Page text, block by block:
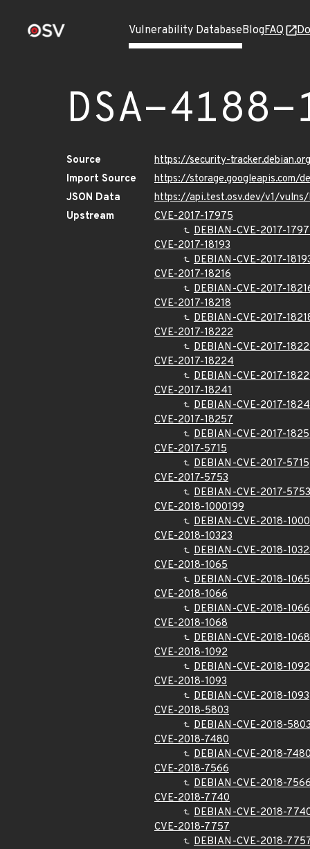
Vulnerability DatabaseBlogFAQ
DSA-4188-
Source
https://security-
Import Source
https://storage.googleapis.com/
JSON Data
https://api.test.osv.dev/v1/vulns/
Upstream
CVE-2017-17975
DEBIAN-CVE-2017-
CVE-2017-18193
DEBIAN-CVE-2017-
CVE-2017-18216
DEBIAN-CVE-2017-
CVE-2017-18218
DEBIAN-CVE-2017-
CVE-2017-18222
DEBIAN-CVE-2017-
CVE-2017-18224
DEBIAN-CVE-2017-
CVE-2017-18241
DEBIAN-CVE-2017-
CVE-2017-18257
DEBIAN-CVE-2017-
CVE-2017-5715
DEBIAN-CVE-2017-5715
CVE-2017-5753
DEBIAN-CVE-2017-5753
CVE-2018-1000199
DEBIAN-CVE-2018-
CVE-2018-10323
DEBIAN-CVE-2018-
CVE-2018-1065
DEBIAN-CVE-2018-1065
CVE-2018-1066
DEBIAN-CVE-2018-1066
CVE-2018-1068
DEBIAN-CVE-2018-1068
CVE-2018-1092
DEBIAN-CVE-2018-1092
CVE-2018-1093
DEBIAN-CVE-2018-1093
CVE-2018-5803
DEBIAN-CVE-2018-
CVE-2018-7480
DEBIAN-CVE-2018-
CVE-2018-7566
DEBIAN-CVE-2018-
CVE-2018-7740
DEBIAN-CVE-2018-
CVE-2018-7757
DEBIAN-CVE-2018-